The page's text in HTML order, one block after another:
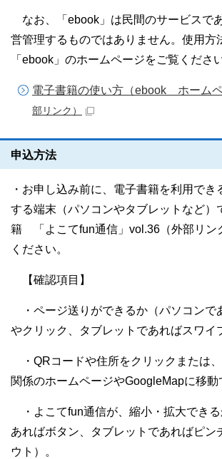
なお、「ebook」は民間のサービスで
営管理するものではありません。使用方
「ebook」のホームページをご覧ください
電子書籍の使い方（ebook ホームペ
部リンク）
申込方法
・お申し込み前に、電子書籍を利用でき
する端末（パソコンやタブレットなど）
籍 「よこてfun通信」vol.36（外部リン
ください。
【確認項目】
・ページ送りができるか（パソコンで
やクリック、タブレットであればスワイ
・QRコードや住所をクリックまたは、
関係のホームページやGoogleMapに移動
・よこてfun通信が、縮小・拡大でき
あればボタン、タブレットであればピン
ウト）。